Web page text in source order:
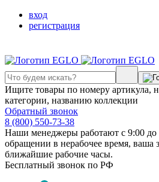
вход
регистрация
Ищите товары по номеру артикула,
категории, названию коллекции
Обратный звонок
8 (800) 550-73-38
Наши менеджеры работают с 9:00
обращении в нерабочее время, ваша
ближайшие рабочие часы.
Бесплатный звонок по РФ